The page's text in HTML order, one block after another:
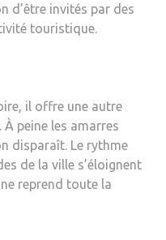
d’être invités par des
touristique.
il offre une autre
peine les amarres
disparaît. Le rythme
de la ville s’éloignent
reprend toute la